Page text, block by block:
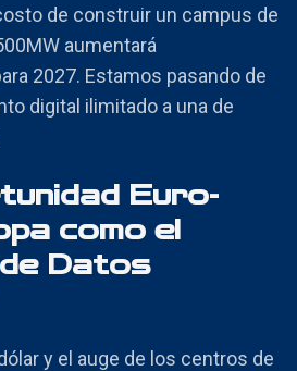
de construir un campus de
aumentará
2027. Estamos pasando de
digital ilimitado a una de
Euro-
como el
Datos
y el auge de los centros de